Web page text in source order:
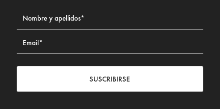
SUSCRIBIRSE